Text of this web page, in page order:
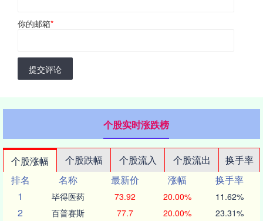
你的邮箱*
提交评论
个股实时涨跌榜
个股涨幅 个股跌幅 个股流入 个股流出
换手率
排名
名称 最新价 涨幅
换手率
1
毕得医药 73.92 20.00% 11.62%
2 百普赛斯 77.7 20.00% 23.31%